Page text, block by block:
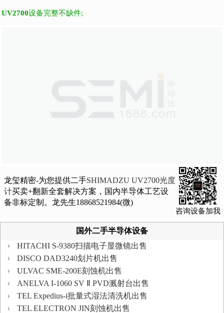
UV2700设备完整不缺件;
龙玺精密-为您提供二手SHIMADZU UV2700光度
计买卖+翻新全套解决方案，国内半导体工艺设
备非标定制。龙先生18868521984(微)
咨询设备加我
国外二手半导体设备
HITACHI S-9380扫描电子显微镜出售
DISCO DAD3240划片机出售
ULVAC SME-200E刻蚀机出售
ANELVA I-1060 SV Ⅱ PVD溅射台出售
TEL Expedius-i批量式湿法清洗机出售
TEL ELECTRON JIN刻蚀机出售